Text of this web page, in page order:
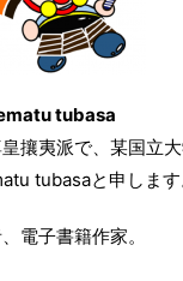
tubasa
攘夷派で、某国立
tubasaと申します
電子書籍作家。